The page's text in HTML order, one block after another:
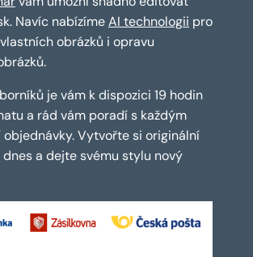
Navíc nabízímeAI technologii pro
obrázků i opravu
je vám k dispozici 19 hodin
a rád vám poradí s každým
objednávky. Vytvořte si originální
a dejte svému stylu nový